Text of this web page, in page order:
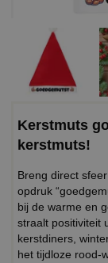
Kerstmuts
kerstmuts!
Breng direct
opdruk
bij de warme en
straalt positiviteit
kerstdiners,
het tijdloze rood-